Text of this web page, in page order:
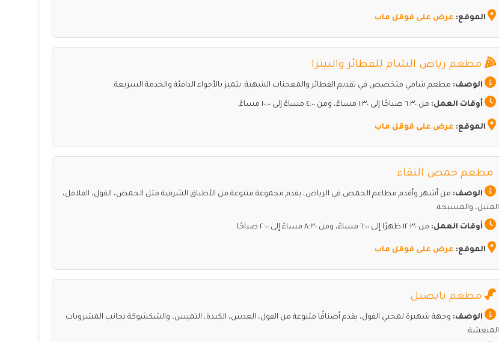
الموقع: عرض على قوقل ماب
مطعم رياض الشام للفطائر والبيتزا
الوصف: مطعم شامي متخصص في تقديم الفطائر والمعجنات الشهية. يتميز بالأجواء الدافئة والخدمة السريعة.
أوقات العمل: من ٦:٣٠ صباحًا إلى ١:٣٠ مساءً، ومن ٤:٠٠ مساءً إلى ١٠:٠٠ مساءً.
الموقع: عرض على قوقل ماب
مطعم حمص النقاء
الوصف: من أشهر وأقدم مطاعم الحمص في الرياض، يقدم مجموعة متنوعة من الأطباق الشرقية مثل الحمص، الفول، الفلافل،
المتبل، والمسبحة.
أوقات العمل: من ١٢:٣٠ ظهرًا إلى ٦:٠٠ مساءً، ومن ٨:٣٠ مساءً إلى ٢:٠٠ صباحًا.
الموقع: عرض على قوقل ماب
مطعم بابصيل
الوصف: وجهة شهيرة لمحبي الفول، يقدم أصنافًا متنوعة من الفول، العدس، الكبدة، التميس، والشكشوكة بجانب المشروبات
المنعشة.